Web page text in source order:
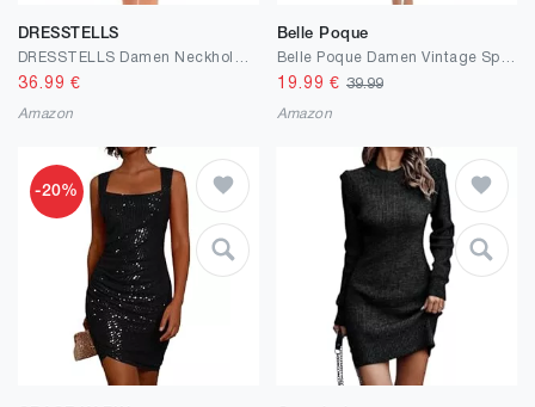
DRESSTELLS
36.99 €
Amazon
Belle Poque
19.99 € 39.99
Amazon
-20%